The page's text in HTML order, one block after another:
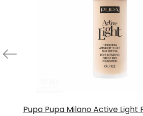
Pupa Pupa Milano Active Light